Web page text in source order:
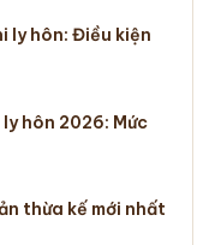
ly hôn: Điều kiện
hôn 2026: Mức
thừa kế mới nhất